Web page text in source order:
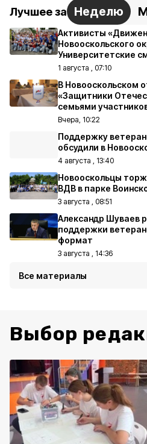
Лучшее за Неделю
Активисты
Новооскольского
Университетские
1 августа , 07:10
В Новооскольском
«Защитники
семьями
Вчера, 10:22
Поддержку
обсудили в
4 августа , 13:40
Новооскольцы
ВДВ в парке
3 августа , 08:51
Александр Шуваев
поддержки
формат
3 августа , 14:36
Все материалы
Выбор